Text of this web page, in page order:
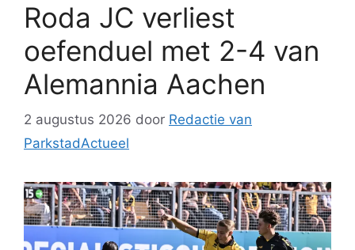
Roda JC verliest
oefenduel met 2-4 van
Alemannia Aachen
2 augustus 2026 door Redactie van
ParkstadActueel